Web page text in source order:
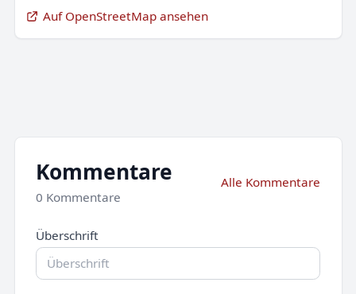
Auf OpenStreetMap ansehen
Kommentare
0 Kommentare
Alle Kommentare
Überschrift